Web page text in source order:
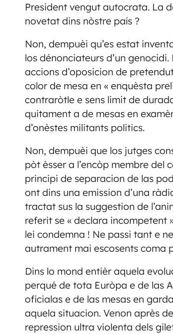
President vengut autocrata. La
novetat dins nòstre país ?
Non, dempuèi qu’es estat
los dénonciateurs d’un
accions d’oposicion de
color de mesa en « enquèsta
contraròtle e sens limit de
quitament a de mesas en
d’onèstes militants politics.
Non, dempuèi que los jutges
pòt èsser a l’encòp membre del
principi de separacion de las
ont dins una emission d’una
tractat sus la suggestion de
referit se « declara incompetent
lei condemna ! Ne passi tant e
autrament mai escosents coma
Dins lo mond entièr aquela
perqué de tota Euròpa e de las
oficialas e de las mesas en
aquela situacion. Venon après
repression ultra violenta dels